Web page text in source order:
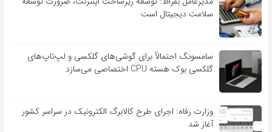
سلامت دیجیتال است
سامسونگ احتمالاً برای گوشی‌های گلکسی و لپ‌تاپ‌های
گلکسی بوک هسته CPU اختصاصی می‌سازد
وزارت رفاه: اجرای طرح کالابرگ الکترونیک در سراسر کشور
آغاز شد